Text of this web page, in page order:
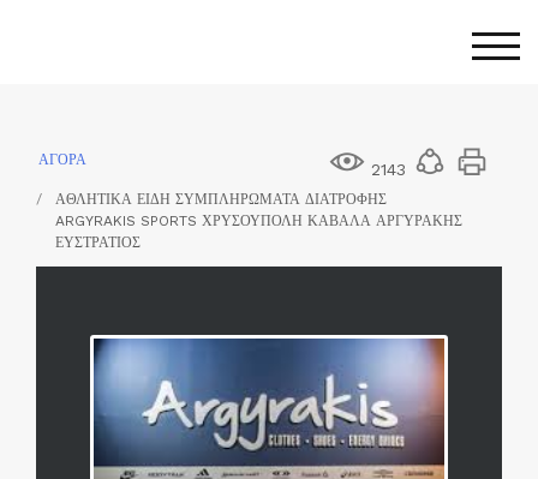
2143
ΑΓΟΡΑ
ΑΘΛΗΤΙΚΑ ΕΙΔΗ ΣΥΜΠΛΗΡΩΜΑΤΑ ΔΙΑΤΡΟΦΗΣ
ARGYRAKIS SPORTS ΧΡΥΣΟΥΠΟΛΗ ΚΑΒΑΛΑ ΑΡΓΥΡΑΚΗΣ
ΕΥΣΤΡΑΤΙΟΣ